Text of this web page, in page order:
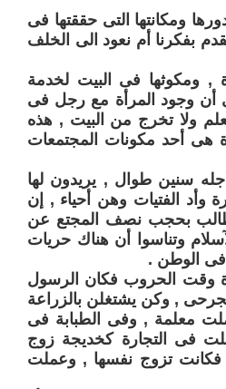
ومكانتها التى حققتها فى
بفكرنا أم نعود الى الخلف
, ومكوثها فى البيت لخدمة
أن وجود المرأة مع رجل فى
ولا تخرج من البيت , هذه
هى أحد مكونات المجتمعات
سنين طوال , يريدون لها
وأد الفتيات وهن أحياء , إن
تطالب بحجب نصف المجتع عن
وتناسوا أن هناك حريات
فى الوطن .
وقت الحروب فكان الرسول
, وكن يشتغلن بالزراعة
معلمة , وفى الطبابة فى
فى التجارة كخديجة زوج
تزوج نفسها , وعملت